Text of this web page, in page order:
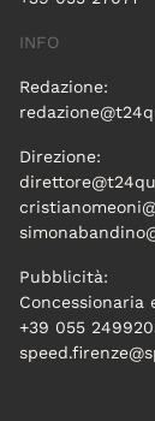
INFO
Redazione:
Direzione:
Pubblicità:
Concessionaria
+39 055